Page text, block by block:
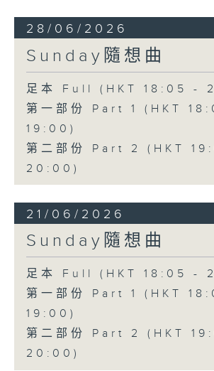
28/06/2026
Sunday隨想曲
足本 Full (HKT 18:05 -
第一部份 Part 1 (HKT
19:00)
第二部份 Part 2 (HKT
20:00)
21/06/2026
Sunday隨想曲
足本 Full (HKT 18:05 -
第一部份 Part 1 (HKT
19:00)
第二部份 Part 2 (HKT
20:00)